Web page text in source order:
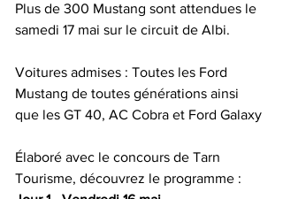
Plus de 300 Mustang sont attendues le
samedi 17 mai sur le circuit de Albi.
Voitures admises : Toutes les Ford
Mustang de toutes générations ainsi
que les GT 40, AC Cobra et Ford Galaxy
Élaboré avec le concours de Tarn
Tourisme, découvrez le programme :